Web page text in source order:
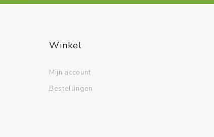
Winkel
Mijn account
Bestellingen